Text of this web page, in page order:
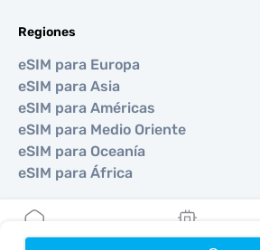
Regiones
eSIM para Europa
eSIM para Asia
eSIM para Américas
eSIM para Medio Oriente
eSIM para Oceanía
eSIM para África
Países